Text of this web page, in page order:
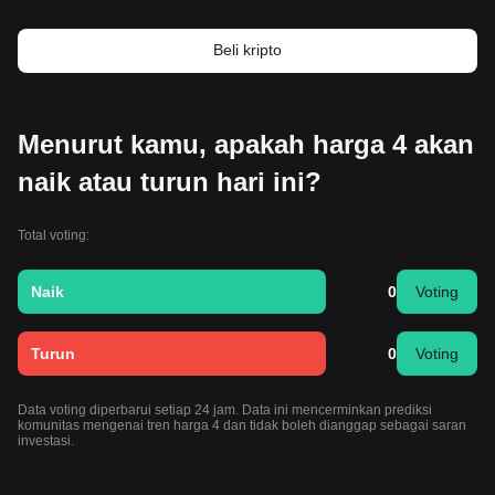
Beli kripto
Menurut kamu, apakah harga 4 akan
naik atau turun hari ini?
Total voting:
Naik 0 Voting
Turun 0 Voting
Data voting diperbarui setiap 24 jam. Data ini mencerminkan prediksi
komunitas mengenai tren harga 4 dan tidak boleh dianggap sebagai saran
investasi.